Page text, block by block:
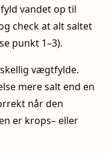
vandet op til
check at alt saltet
punkt 1–3).
vægtfylde.
mere salt end en
når den
er krops– eller